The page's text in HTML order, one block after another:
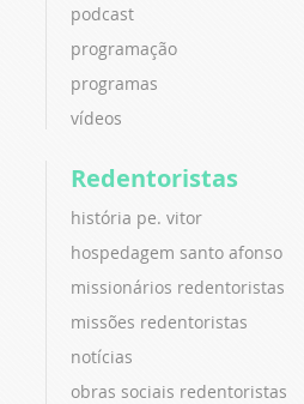
podcast
programação
programas
vídeos
Redentoristas
história pe. vitor
hospedagem santo afonso
missionários redentoristas
missões redentoristas
notícias
obras sociais redentoristas